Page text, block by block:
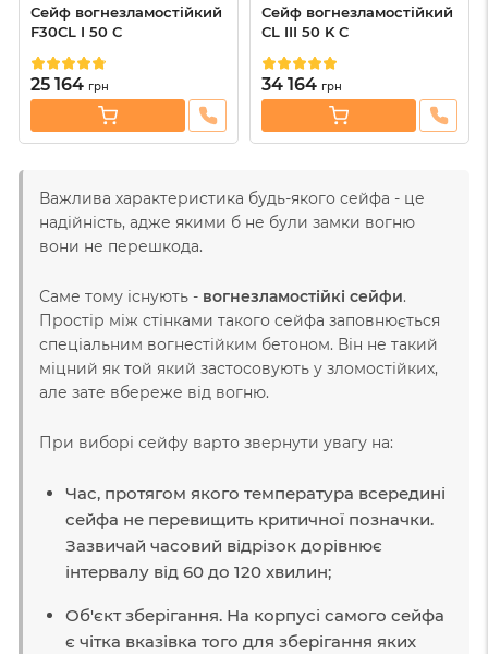
Сейф вогнезламостійкий
F30CL I 50 C
25 164 грн
Сейф вогнезламостійкий
CL III 50 K C
34 164 грн
Важлива характеристика будь-якого сейфа - це
надійність, адже якими б не були замки вогню
вони не перешкода.
Саме тому існують - вогнезламостійкі сейфи.
Простір між стінками такого сейфа заповнюється
спеціальним вогнестійким бетоном. Він не такий
міцний як той який застосовують у зломостійких,
але зате вбереже від вогню.
При виборі сейфу варто звернути увагу на:
Час, протягом якого температура всередині
сейфа не перевищить критичної позначки.
Зазвичай часовий відрізок дорівнює
інтервалу від 60 до 120 хвилин;
Об'єкт зберігання. На корпусі самого сейфа
є чітка вказівка ​​того для зберігання яких